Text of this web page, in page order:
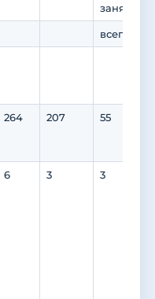
занятия)
всего
264 207 55
6 3 3